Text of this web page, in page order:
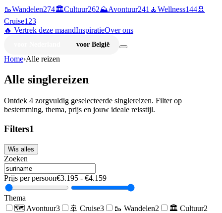
🥾Wandelen274🏛️Cultuur262⛰️Avontuur241 🧘Wellness144🚢
Cruise123
🔥 Vertrek deze maandInspiratieOver ons
voor België
Home›Alle reizen
Alle singlereizen
Ontdek 4 zorgvuldig geselecteerde singlereizen. Filter op
bestemming, thema, prijs en jouw ideale reisstijl.
Filters1
Wis alles
Zoeken
Prijs per persoon€3.195 - €4.159
Thema
🗺️ Avontuur3 🚢 Cruise3 🥾 Wandelen2 🏛️ Cultuur2